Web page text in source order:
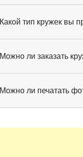
Какой тип кружек вы
Можно ли заказать
Можно ли печатать